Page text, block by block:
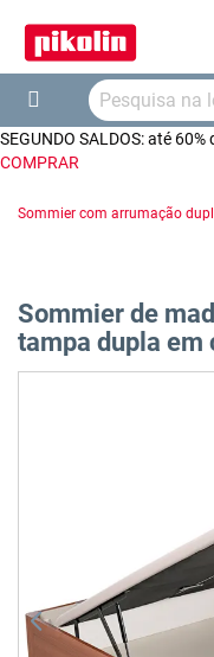
Search
SEGUNDO SALDOS: até
COMPRAR
Sommier com arrumação
Sommier de
tampa dupla em